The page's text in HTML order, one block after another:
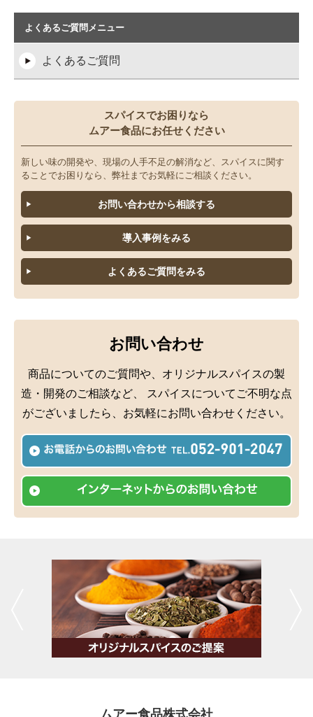
よくあるご質問メニュー
よくあるご質問
スパイスでお困りなら
ムアー食品にお任せください
新しい味の開発や、現場の人手不足の解消など、スパイスに関す
ることでお困りなら、弊社までお気軽にご相談ください。
お問い合わせから相談する
導入事例をみる
よくあるご質問をみる
お問い合わせ
商品についてのご質問や、オリジナルスパイスの製
造・開発のご相談など、
スパイスについてご不明な点
がございましたら、お気軽にお問い合わせください。
ムアー食品株式会社